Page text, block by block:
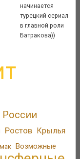
начинается
турецкий сериал
в главной роли
Батракова))
России
Ростов Крылья
Возможные